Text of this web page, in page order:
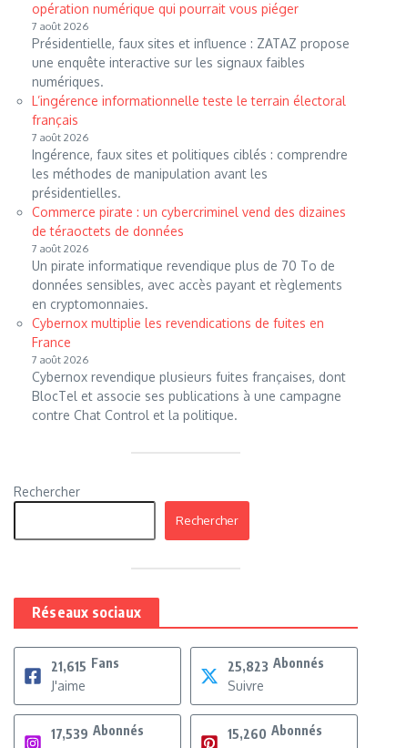
opération numérique qui pourrait vous piéger
7 août 2026
Présidentielle, faux sites et influence : ZATAZ propose
une enquête interactive sur les signaux faibles
numériques.
L’ingérence informationnelle teste le terrain électoral
français
7 août 2026
Ingérence, faux sites et politiques ciblés : comprendre
les méthodes de manipulation avant les
présidentielles.
Commerce pirate : un cybercriminel vend des dizaines
de téraoctets de données
7 août 2026
Un pirate informatique revendique plus de 70 To de
données sensibles, avec accès payant et règlements
en cryptomonnaies.
Cybernox multiplie les revendications de fuites en
France
7 août 2026
Cybernox revendique plusieurs fuites françaises, dont
BlocTel et associe ses publications à une campagne
contre Chat Control et la politique.
Rechercher
Rechercher
Réseaux sociaux
21,615 Fans
J'aime
25,823 Abonnés
Suivre
17,539 Abonnés
15,260 Abonnés